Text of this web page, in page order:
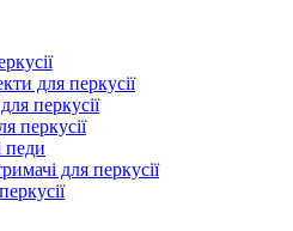
для перкусії
перкусії
перкусії
педи
для перкусії